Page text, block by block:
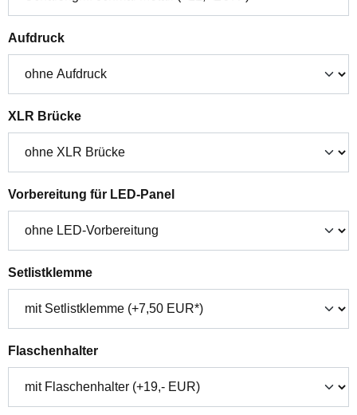
Aufdruckauswählen
XLR Brückeauswählen
Vorbereitung für LED-Panelauswählen
Setlistklemmeauswählen
Flaschenhalterauswählen